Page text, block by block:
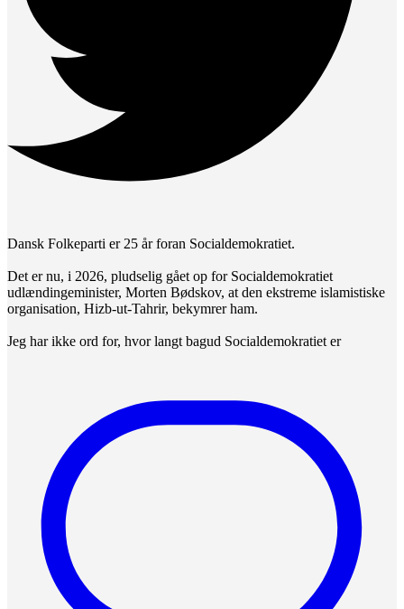
Dansk Folkeparti er 25 år foran Socialdemokratiet.
Det er nu, i 2026, pludselig gået op for Socialdemokratiet
udlændingeminister, Morten Bødskov, at den ekstreme islamistiske
organisation, Hizb-ut-Tahrir, bekymrer ham.
Jeg har ikke ord for, hvor langt bagud Socialdemokratiet er